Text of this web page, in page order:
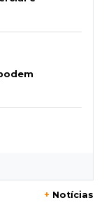
+ Notícias